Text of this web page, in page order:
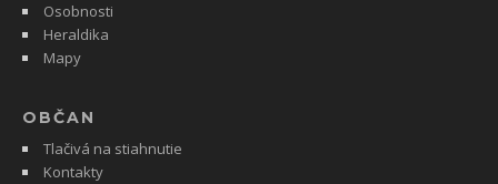
Osobnosti
Heraldika
Mapy
OBČAN
Tlačivá na stiahnutie
Kontakty